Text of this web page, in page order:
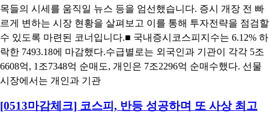
목들의 시세를 움직일 뉴스 등을 엄선했습니다. 증시 개장 전 빠
르게 변하는 시장 현황을 살펴보고 이를 통해 투자전략을 점검할
수 있도록 마련된 코너입니다.■ 국내증시코스피지수는 6.12% 하
락한 7493.18에 마감했다.수급별로는 외국인과 기관이 각각 5조
6608억, 1조7348억 순매도, 개인은 7조2296억 순매수했다. 선물
시장에서는 개인과 기관
[0513마감체크] 코스피, 반등 성공하며 또 사상 최고